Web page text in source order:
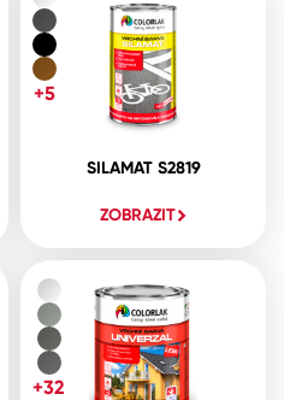
SILAMAT S2819
ZOBRAZIT
+5
+32